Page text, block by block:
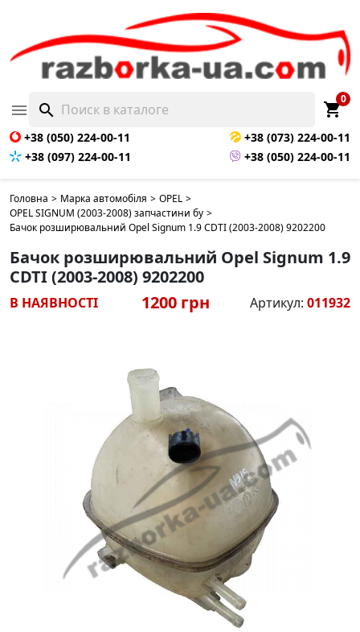
 search shopping_cart
0
+38 (050) 224-00-11
+38 (073) 224-00-11
+38 (097) 224-00-11
+38 (050) 224-00-11
Головна > Марка автомобіля > OPEL >
OPEL SIGNUM (2003-2008) запчастини бу >
Бачок розширювальний Opel Signum 1.9 CDTI (2003-2008) 9202200
Бачок розширювальний Opel Signum 1.9
CDTI (2003-2008) 9202200
В НАЯВНОСТІ 1200 грн Артикул: 011932